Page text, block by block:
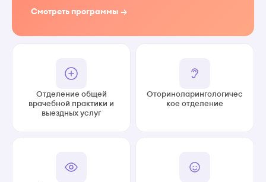
Смотреть программы →
Отделение общей
врачебной практики и
выездных услуг
Оториноларингологичес
кое отделение